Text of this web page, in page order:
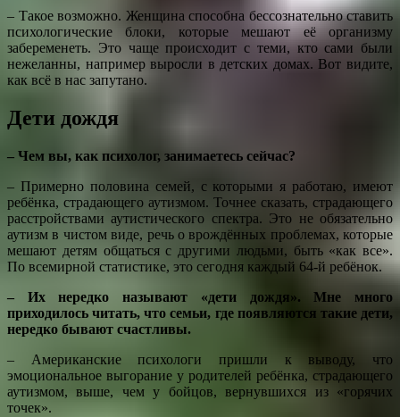
– Такое возможно. Женщина способна бессознательно ставить
психологические блоки, которые мешают её организму
забеременеть. Это чаще происходит с теми, кто сами были
нежеланны, например выросли в детских домах. Вот видите,
как всё в нас запутано.
Дети дождя
– Чем вы, как психолог, занимаетесь сейчас?
– Примерно половина семей, с которыми я работаю, имеют
ребёнка, страдающего аутизмом. Точнее сказать, страдающего
расстройствами аутистического спектра. Это не обязательно
аутизм в чистом виде, речь о врождённых проблемах, которые
мешают детям общаться с другими людьми, быть «как все».
По всемирной статистике, это сегодня каждый 64-й ребёнок.
– Их нередко называют «дети дождя». Мне много
приходилось читать, что семьи, где появляются такие дети,
нередко бывают счастливы.
– Американские психологи пришли к выводу, что
эмоциональное выгорание у родителей ребёнка, страдающего
аутизмом, выше, чем у бойцов, вернувшихся из «горячих
точек».